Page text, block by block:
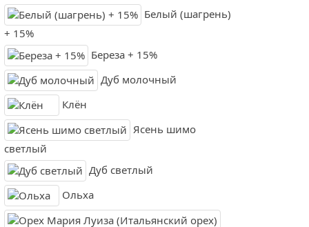
Белый (шагрень)
+ 15%
Береза + 15%
Дуб молочный
Клён
Ясень шимо
светлый
Дуб светлый
Ольха